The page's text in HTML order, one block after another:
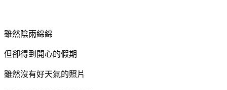
雖然陰雨綿綿
但卻得到開心的假期
雖然沒有好天氣的照片